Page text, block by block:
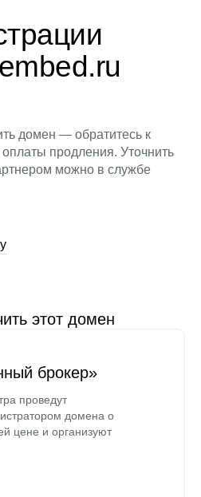
домен — обратитесь к
продления. Уточнить
можно в службе
этот домен
брокер»
проведут
домена о
цене и организуют